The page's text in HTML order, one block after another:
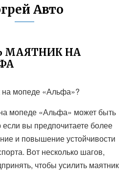
Авто
МАЯТНИК НА
на мопеде «Альфа»?
мопеде «Альфа» может быть
вы предпочитаете более
и повышение устойчивости
Вот несколько шагов,
чтобы усилить маятник